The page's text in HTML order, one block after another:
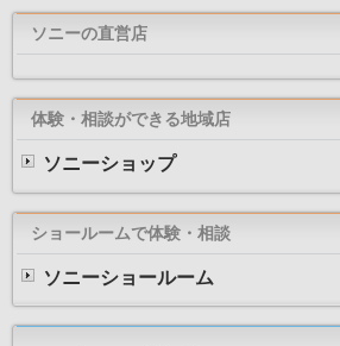
ソニーの直営店
体験・相談ができる地域店
ソニーショップ
ショールームで体験・相談
ソニーショールーム